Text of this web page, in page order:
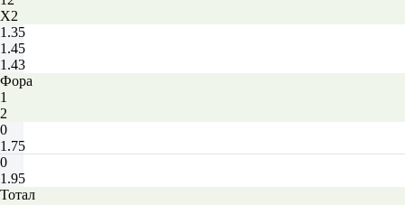
X2
1.35
1.45
1.43
Фора
1
2
0
1.75
0
1.95
Тотал